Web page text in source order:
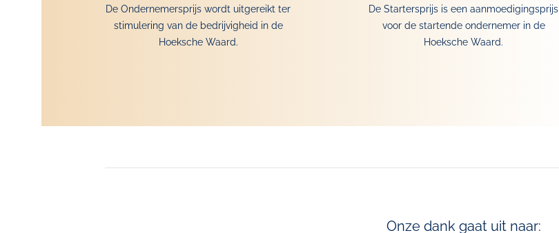
De Ondernemersprijs wordt uitgereikt ter
stimulering van de bedrijvigheid in de
Hoeksche Waard.
De Startersprijs is een aanmoedigingsprijs
voor de startende ondernemer in de
Hoeksche Waard.
Onze dank gaat uit naar: